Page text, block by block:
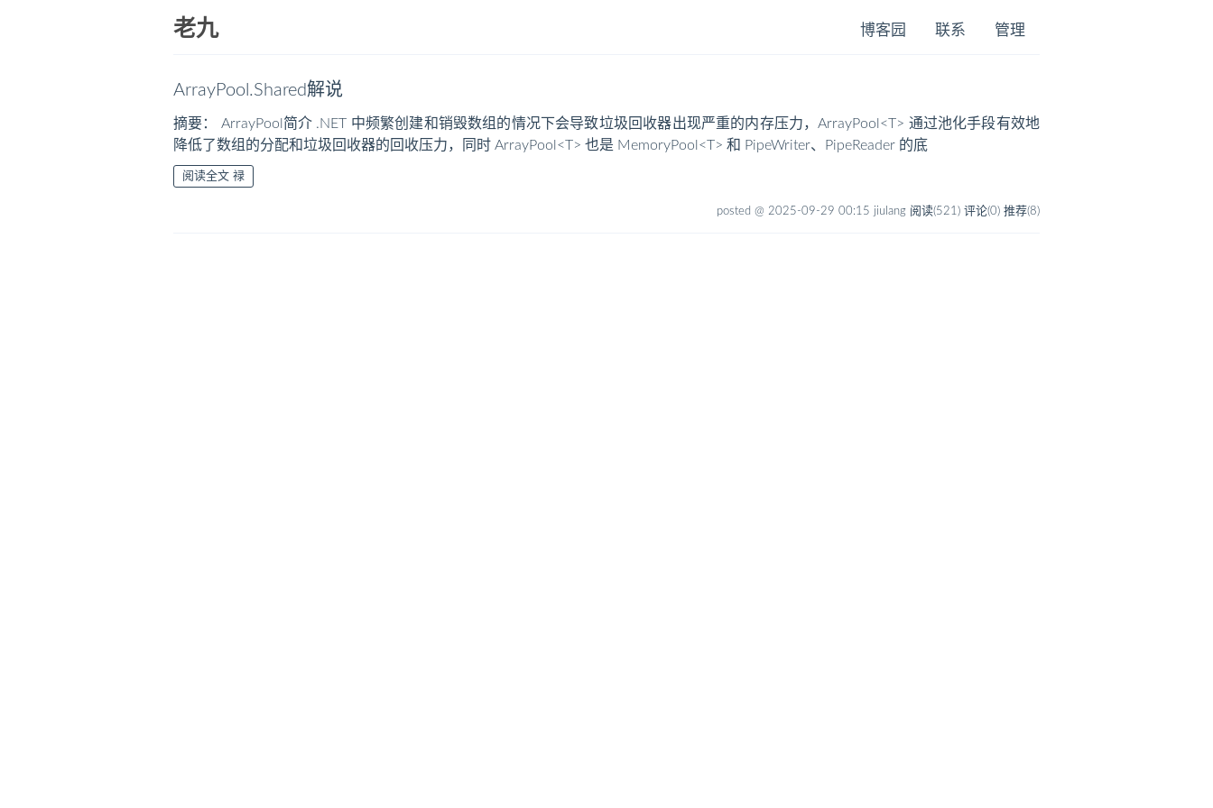
老九 博客园 联系 管理
ArrayPool.Shared解说
摘要： ArrayPool简介 .NET 中频繁创建和销毁数组的情况下会导致垃圾回收器出现严重的内存压力，ArrayPool<T> 通过池化手段有效地
降低了数组的分配和垃圾回收器的回收压力，同时 ArrayPool<T> 也是 MemoryPool<T> 和 PipeWriter、PipeReader 的底
阅读全文
posted @ 2025-09-29 00:15 jiulang 阅读(521) 评论(0) 推荐(8)